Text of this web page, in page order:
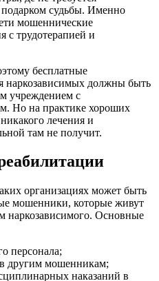
судьбы. Именно
мошеннические
с трудотерапией и
бесплатные
наркозависимых должны быть
учреждением с
Но на практике хороших
лечения и
там не получит.
организациях может быть
мошенники, которые живут
наркозависимого. Основные
персонала;
другим мошенникам;
наказаний в